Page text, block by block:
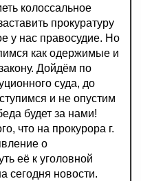
колоссальное
прокуратуру
у нас правосудие. Но
как одержимые и
Дойдём по
суда, до
и не опустим
будет за нами!
что на прокурора г.
о
её к уголовной
сегодня новости.